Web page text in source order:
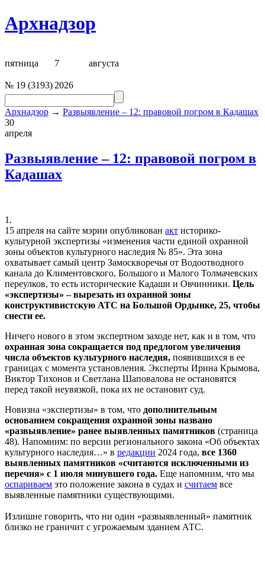
Архнадзор
пятница 7 августа
№ 19 (3193) 2026
Архнадзор → Развыявление – 12: правовой погром в Кадашах
30
апреля
Развыявление – 12: правовой погром в
Кадашах
1.
15 апреля на сайте мэрии опубликован акт историко-
культурной экспертизы «изменения части единой охранной
зоны объектов культурного наследия № 85». Эта зона
охватывает самый центр Замоскворечья от Водоотводного
канала до Климентовского, Большого и Малого Толмачевских
переулков, то есть исторические Кадаши и Овчинники. Цель
«экспертизы» – вырезать из охранной зоны
конструктивистскую АТС на Большой Ордынке, 25, чтобы
снести ее.
Ничего нового в этом экспертном заходе нет, как и в том, что
охранная зона сокращается под предлогом увеличения
числа объектов культурного наследия, появившихся в ее
границах с момента установления. Эксперты Ирина Крымова,
Виктор Тихонов и Светлана Шаповалова не остановятся
перед такой неувязкой, пока их не остановит суд.
Новизна «экспертизы» в том, что дополнительным
основанием сокращения охранной зоны названо
«развыявление» ранее выявленных памятников (страница
48). Напомним: по версии регионального закона «Об объектах
культурного наследия…» в редакции 2024 года, все 1360
выявленных памятников «считаются исключенными из
перечня» с 1 июля минувшего года. Еще напомним, что мы
оспариваем это положение закона в судах и считаем все
выявленные памятники существующими.
Излишне говорить, что ни один «развыявленный» памятник
близко не граничит с угрожаемым зданием АТС.